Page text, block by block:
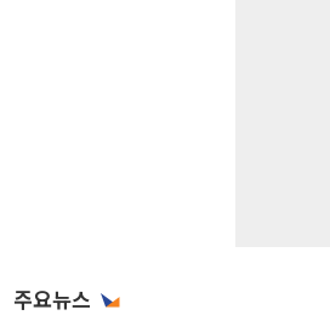
주요뉴스